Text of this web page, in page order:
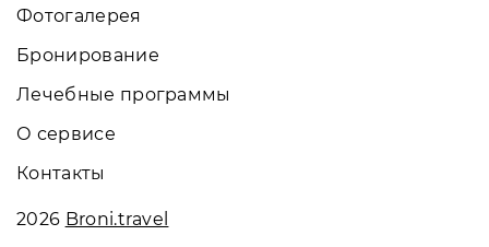
Фотогалерея
Бронирование
Лечебные программы
О сервисе
Контакты
2026 Broni.travel